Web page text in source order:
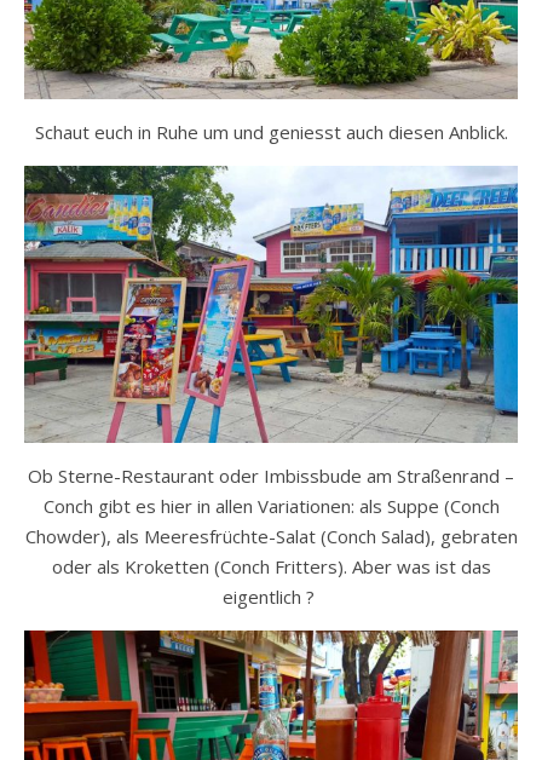
Schaut euch in Ruhe um und geniesst auch diesen Anblick.
Ob Sterne-Restaurant oder Imbissbude am Straßenrand –
Conch gibt es hier in allen Variationen: als Suppe (Conch
Chowder), als Meeresfrüchte-Salat (Conch Salad), gebraten
oder als Kroketten (Conch Fritters). Aber was ist das
eigentlich ?